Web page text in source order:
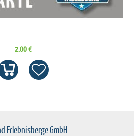
2.00 €
Erlebnisberge GmbH